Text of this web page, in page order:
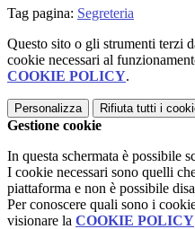
Tag pagina: Segreteria
Questo sito o gli strumenti terzi
cookie necessari al
COOKIE POLICY.
Personalizza Rifiuta tutti i
Gestione cookie
In questa schermata è possibile
I cookie necessari sono quelli
piattaforma e non è possibile
Per conoscere quali sono i
visionare la COOKIE POLICY